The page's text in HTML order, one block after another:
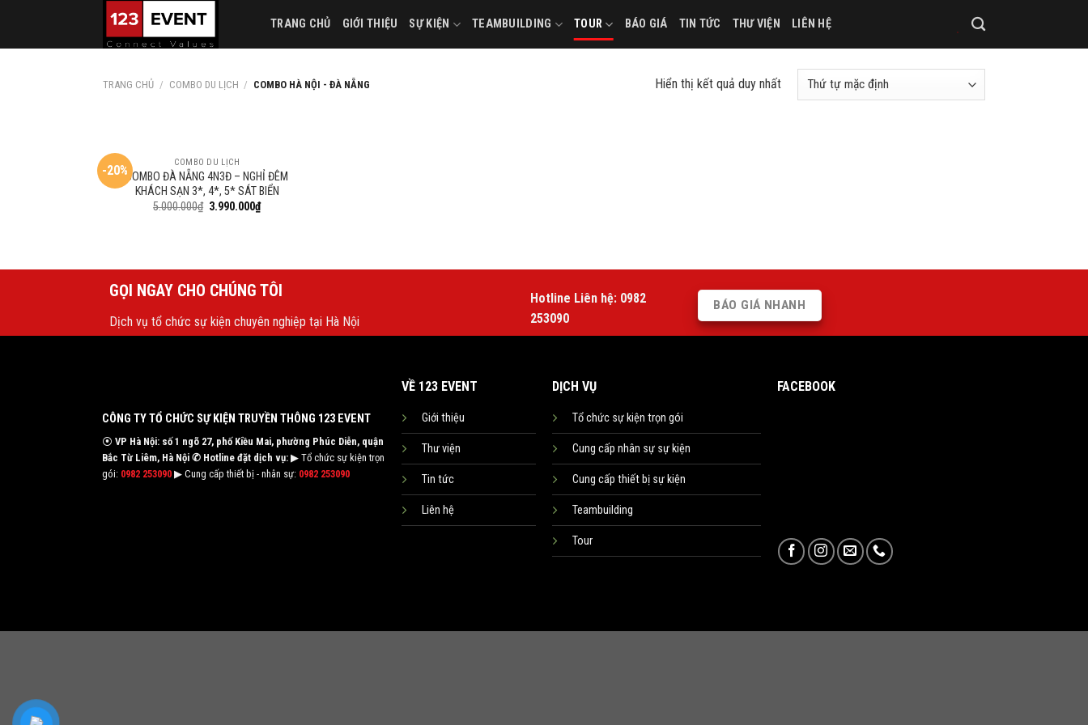
content
TRANG CHỦ GIỚI THIỆU SỰ KIỆN TEAMBUILDING TOUR BÁO GIÁ TIN TỨC THƯ VIỆN LIÊN HỆ
TRANG CHỦ / COMBO DU LỊCH / COMBO HÀ NỘI - ĐÀ NẴNG Hiển thị kết quả duy nhất
-20%
COMBO DU LỊCH
COMBO ĐÀ NẴNG 4N3Đ – NGHỈ ĐÊM
KHÁCH SẠN 3*, 4*, 5* SÁT BIỂN
5.000.000₫ 3.990.000₫
GỌI NGAY CHO CHÚNG TÔI
Dịch vụ tổ chức sự kiện chuyên nghiệp tại Hà Nội
Hotline Liên hệ: 0982
253090
BÁO GIÁ NHANH
CÔNG TY TỔ CHỨC SỰ KIỆN TRUYỀN THÔNG 123 EVENT
⦿ VP Hà Nội: số 1 ngõ 27, phố Kiều Mai, phường Phúc Diễn, quận
Bắc Từ Liêm, Hà Nội ✆ Hotline đặt dịch vụ:▶ Tổ chức sự kiện trọn
gói: 0982 253090▶ Cung cấp thiết bị - nhân sự: 0982 253090
VỀ 123 EVENT
Giới thiệu
Thư viện
Tin tức
Liên hệ
DỊCH VỤ
Tổ chức sự kiện trọn gói
Cung cấp nhân sự sự kiện
Cung cấp thiết bị sự kiện
Teambuilding
Tour
FACEBOOK